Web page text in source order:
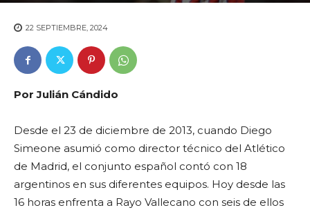
22 SEPTIEMBRE, 2024
Por Julián Cándido
Desde el 23 de diciembre de 2013, cuando Diego
Simeone asumió como director técnico del Atlético
de Madrid, el conjunto español contó con 18
argentinos en sus diferentes equipos. Hoy desde las
16 horas enfrenta a Rayo Vallecano con seis de ellos